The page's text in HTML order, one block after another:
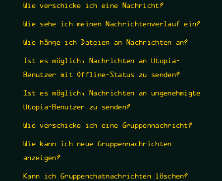
Wie verschicke ich eine Nachricht?
Wie sehe ich meinen Nachrichtenverlauf ein?
Wie hänge ich Dateien an Nachrichten an?
Ist es möglich, Nachrichten an Utopia-
Benutzer mit Offline-Status zu senden?
Ist es möglich, Nachrichten an ungenehmigte
Utopia-Benutzer zu senden?
Wie verschicke ich eine Gruppennachricht?
Wie kann ich neue Gruppennachrichten
anzeigen?
Kann ich Gruppenchatnachrichten löschen?